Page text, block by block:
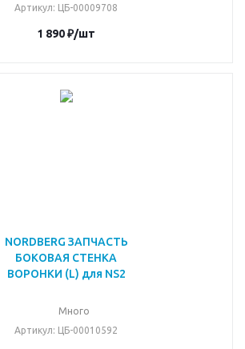
Артикул: ЦБ-00009708
1 890₽/шт
NORDBERG ЗАПЧАСТЬ
БОКОВАЯ СТЕНКА
ВОРОНКИ (L) для NS2
Много
Артикул: ЦБ-00010592